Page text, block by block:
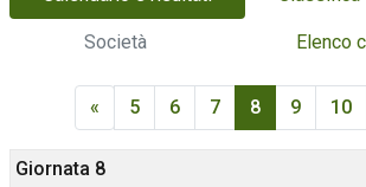
Società Elenco
« 5 6 7 8 9 10
Giornata 8